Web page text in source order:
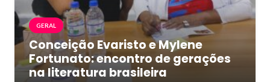
GERAL
Conceição Evaristo e Mylene
Fortunato: encontro de gerações
na literatura brasileira